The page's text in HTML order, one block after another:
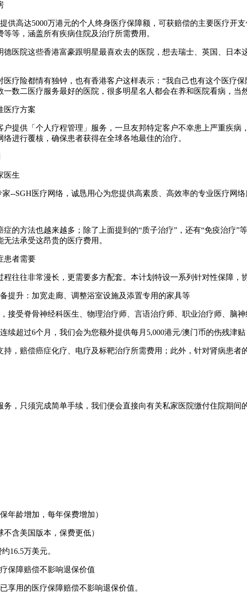
供高达5000万港元的个人终身医疗保障额，可获赔偿的主要医疗
等，涵盖所有疾病住院及治疗所需费用。
医院这些香港富豪跟明星最喜欢去的医院，想去瑞士、英国、日
疗险都情有独钟，也有香港客户这样表示：“我自己也有这个医疗
数二医疗服务最好的医院，很多明星名人都会在养和医院看病，当
医疗方案
提供「个人疗程管理」服务，一旦友邦特定客户不幸患上严重疾
进行覆核，确保患者获得在全球各地最佳的治疗。
医生
--SGH医疗网络，诚恳用心为您提供高素质、高效率的专业医疗网
的方法也越来越多；除了上面提到的“质子治疗”，还有“免疫治疗
无法承受这昂贵的医疗费用。
患者需要
往往非常漫长，更需要多方配套。本计划特设一系列针对性保障
提升：加宽走廊、调整浴室设施及添置专用的家具等
接受脊骨神经科医生、物理治疗师、言语治疗师、职业治疗师、脑
续超过6个月，我们会为您额外提供每月5,000港元/澳门币的伤残津
，赔偿癌症化疗、电疗及标靶治疗所需费用；此外，针对肾病患者
，只须完成简单手续，我们便会直接向有关私家医院缴付住院期
年龄增加，每年保费增加）
不含美国版本，保费更低）
16.5万美元。
保障赔偿不影响退保价值
享用的医疗保障赔偿不影响退保价值。